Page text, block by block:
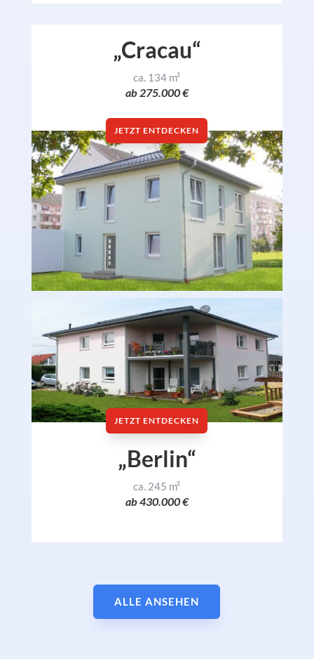
„Cracau“
ca. 134 m²
ab 275.000 €
JETZT ENTDECKEN
JETZT ENTDECKEN
„Berlin“
ca. 245 m²
ab 430.000 €
ALLE ANSEHEN